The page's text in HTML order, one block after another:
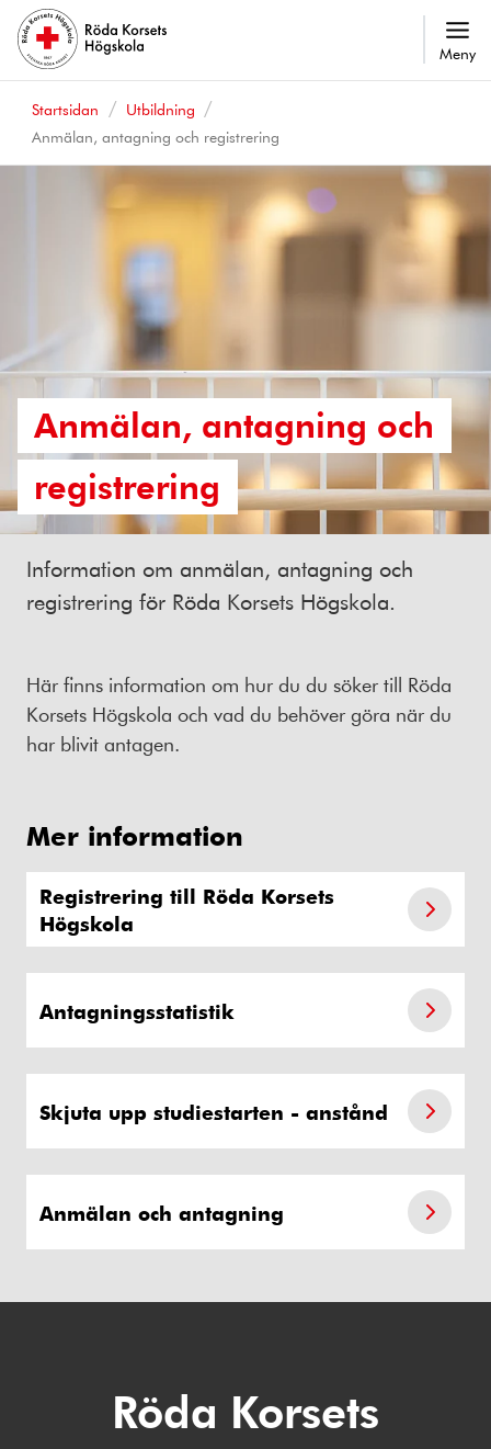
Meny
Startsidan
Utbildning
Anmälan, antagning och registrering
Anmälan, antagning och
registrering
Information om anmälan, antagning och
registrering för Röda Korsets Högskola.
Här finns information om hur du du söker till Röda
Korsets Högskola och vad du behöver göra när du
har blivit antagen.
Mer information
Registrering till Röda Korsets
Högskola
Antagningsstatistik
Skjuta upp studiestarten - anstånd
Anmälan och antagning
Röda Korsets